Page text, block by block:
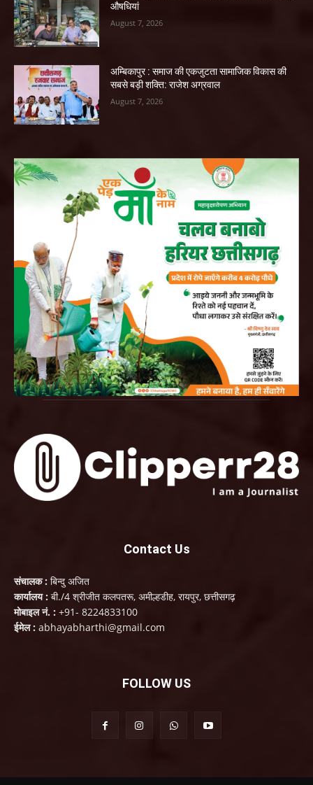
औषधियां
August 7, 2026
अम्बिकापुर : समाज की एकजुटता सामाजिक विकास की
सबसे बड़ी शक्ति: राजेश अग्रवाल
August 7, 2026
Contact Us
संचालक : बिन्दु अजित
कार्यालय : बी./4 श्रीजीत कलपतरू, अमील्हडीह, रायपुर, छत्तीसगढ़
मोबाइल नं. : +91- 8224833100
ईमेल : abhayabharthi@gmail.com
FOLLOW US